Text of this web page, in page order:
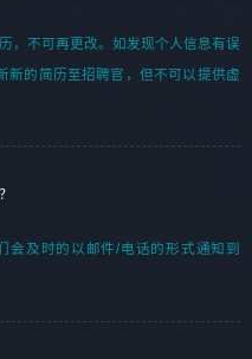
，不可再更改。如发现个人信息有误
新的简历至招聘官，但不可以提供虚
会及时的以邮件/电话的形式通知到